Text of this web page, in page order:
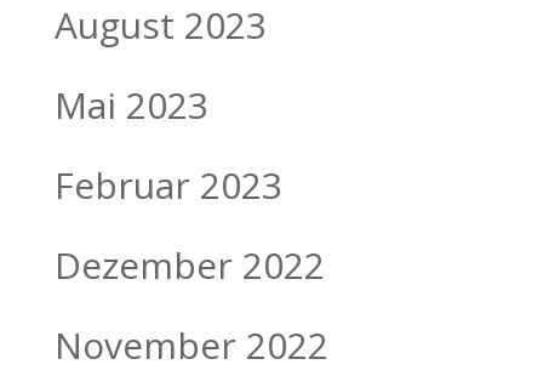
August 2023
Mai 2023
Februar 2023
Dezember 2022
November 2022